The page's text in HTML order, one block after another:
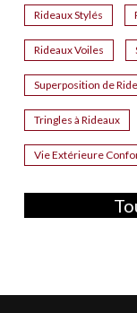
Rideaux Stylés
Rideaux Voiles
Superposition de
Tringles à Rideaux
Vie Extérieure